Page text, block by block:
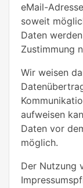
eMail-
soweit
Daten
Zustimmung
Wir weisen
aufweisen
Daten vor
möglich.
Der Nutzung